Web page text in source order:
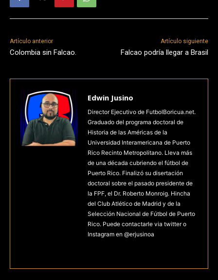
Artículo anterior
Colombia sin Falcao.
Artículo siguiente
Falcao podría llegar a Brasil
Edwin Jusino
Director Ejecutivo de FutbolBoricua.net.
Graduado del programa doctoral de
Historia de las Américas de la
Universidad Interamericana de Puerto
Rico Recinto Metropolitano. Lleva más
de una década cubriendo el fútbol de
Puerto Rico. Finalizó su disertación
doctoral sobre el pasado presidente de
la FPF, el Dr. Roberto Monroig. Hincha
del Club Atlético de Madrid y de la
Selección Nacional de Fútbol de Puerto
Rico. Puede contactarle via twitter o
Instagram en @erjusinoa